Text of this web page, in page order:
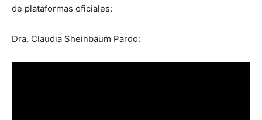
de plataformas oficiales:
Dra. Claudia Sheinbaum Pardo: